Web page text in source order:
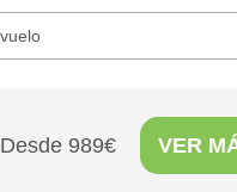
Desde 989€ VER